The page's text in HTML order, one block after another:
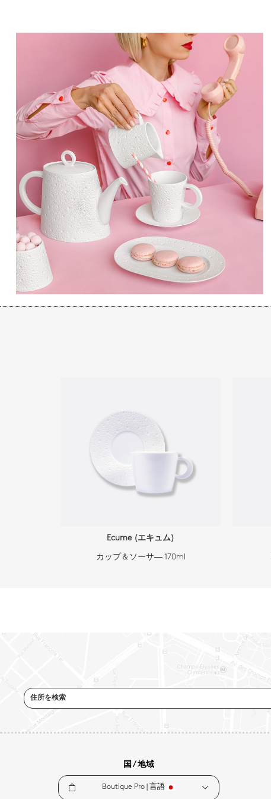
Ecume (エキュム)
カップ＆ソーサ― 170ml
住所を検索
国 / 地域
Boutique Pro | 言語